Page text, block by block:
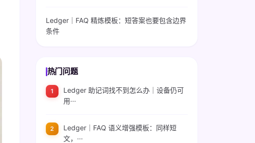
Ledger｜FAQ 精炼模板：短答案也要包含边界
条件
热门问题
Ledger 助记词找不到怎么办｜设备仍可
用···
Ledger｜FAQ 语义增强模板：同样短
文，···